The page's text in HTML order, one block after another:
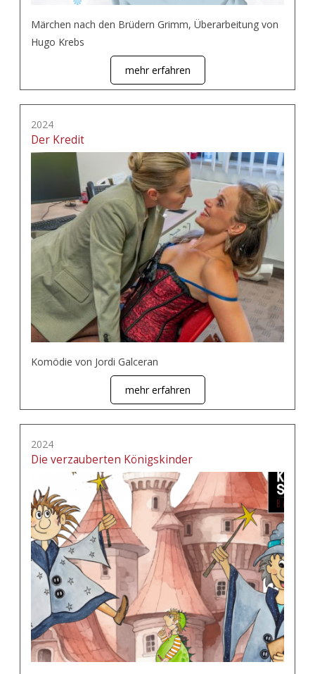
Märchen nach den Brüdern Grimm, Überarbeitung von
Hugo Krebs
mehr erfahren
2024
Der Kredit
Komödie von Jordi Galceran
mehr erfahren
2024
Die verzauberten Königskinder